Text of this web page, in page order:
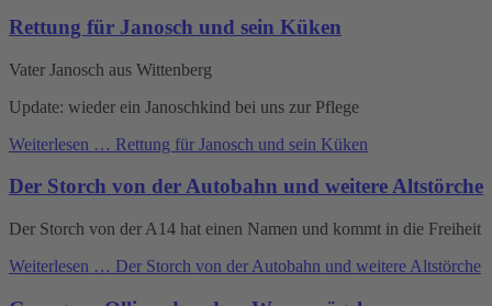
Rettung für Janosch und sein Küken
Vater Janosch aus Wittenberg
Update: wieder ein Janoschkind bei uns zur Pflege
Weiterlesen … Rettung für Janosch und sein Küken
Der Storch von der Autobahn und weitere Altstörche
Der Storch von der A14 hat einen Namen und kommt in die Freiheit
Weiterlesen … Der Storch von der Autobahn und weitere Altstörche